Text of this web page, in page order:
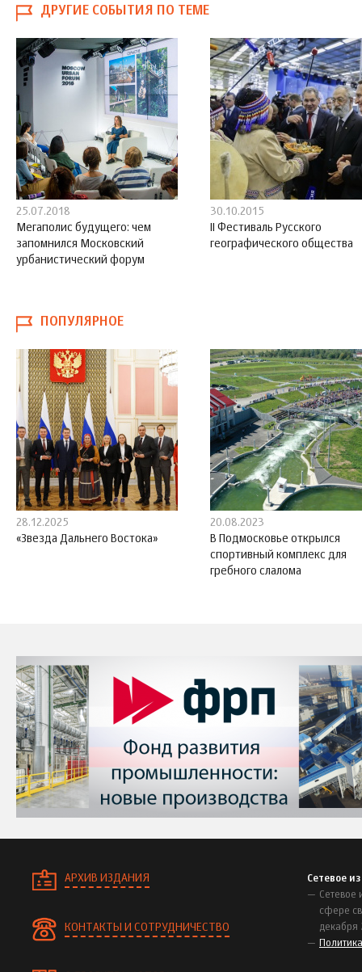
ДРУГИЕ СОБЫТИЯ ПО ТЕМЕ
25.07.2018
Мегаполис будущего: чем
запомнился Московский
урбанистический форум
30.10.2015
II Фестиваль Русского
географического общества
ПОПУЛЯРНОЕ
28.12.2025
«Звезда Дальнего Востока»
20.08.2023
В Подмосковье открылся
спортивный комплекс для
гребного слалома
АРХИВ ИЗДАНИЯ
КОНТАКТЫ И СОТРУДНИЧЕСТВО
Сетевое
Сетевое
сфере
декабря